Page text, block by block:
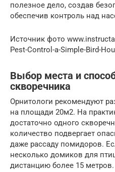
полезное дело, создав
обеспечив контроль над
Источник фото
Pest-Control-a-Simple-Bird-
Выбор места и
скворечника
Орнитологи рекомендуют
на площади 20м2. На
достаточно одного
количество подвергает
даже рассаду помидоров.
несколько домиков для
дистанцию более 15 метров.